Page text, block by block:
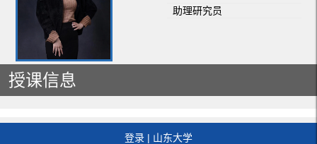
助理研究员
授课信息
登录 | 山东大学